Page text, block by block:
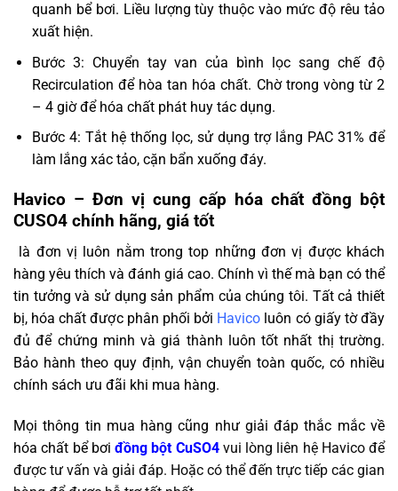
quanh bể bơi. Liều lượng tùy thuộc vào mức độ rêu tảo
xuất hiện.
Bước 3: Chuyển tay van của bình lọc sang chế độ
Recirculation để hòa tan hóa chất. Chờ trong vòng từ 2
– 4 giờ để hóa chất phát huy tác dụng.
Bước 4: Tắt hệ thống lọc, sử dụng trợ lắng PAC 31% để
làm lắng xác tảo, cặn bẩn xuống đáy.
Havico – Đơn vị cung cấp hóa chất đồng bột
CUSO4 chính hãng, giá tốt
là đơn vị luôn nằm trong top những đơn vị được khách
hàng yêu thích và đánh giá cao. Chính vì thế mà bạn có thể
tin tưởng và sử dụng sản phẩm của chúng tôi. Tất cả thiết
bị, hóa chất được phân phối bởi Havico luôn có giấy tờ đầy
đủ để chứng minh và giá thành luôn tốt nhất thị trường.
Bảo hành theo quy định, vận chuyển toàn quốc, có nhiều
chính sách ưu đãi khi mua hàng.
Mọi thông tin mua hàng cũng như giải đáp thắc mắc về
hóa chất bể bơi đồng bột CuSO4vui lòng liên hệ Havico để
được tư vấn và giải đáp. Hoặc có thể đến trực tiếp các gian